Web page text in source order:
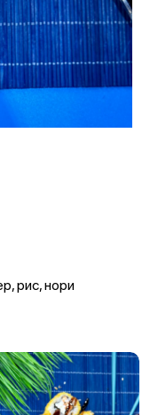
рис, нори